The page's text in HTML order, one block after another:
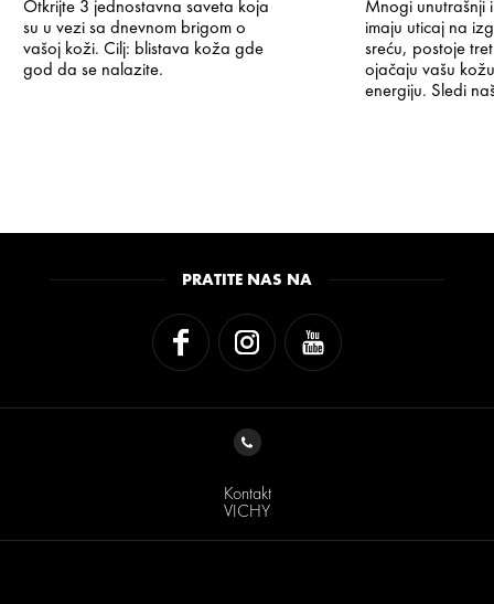
Otkrijte 3 jednostavna saveta koja
su u vezi sa dnevnom brigom o
vašoj koži. Cilj: blistava koža gde
god da se nalazite.
Mnogi unutrašnji
imaju uticaj na
sreću, postoje
ojačaju vašu
energiju. Sledi
PRATITE NAS NA
Kontakt
VICHY